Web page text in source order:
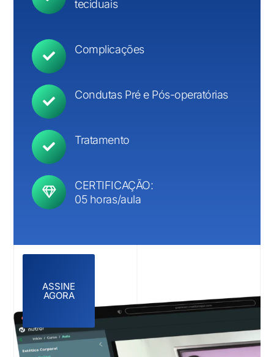
teciduais
Complicações
Condutas Pré e Pós-operatórias
Tratamento
CERTIFICAÇÃO:
05 horas/aula
ASSINE
AGORA